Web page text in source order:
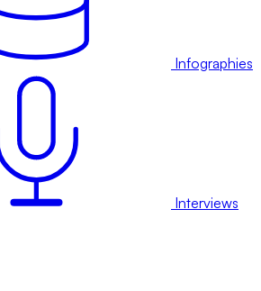
Infographies
Interviews